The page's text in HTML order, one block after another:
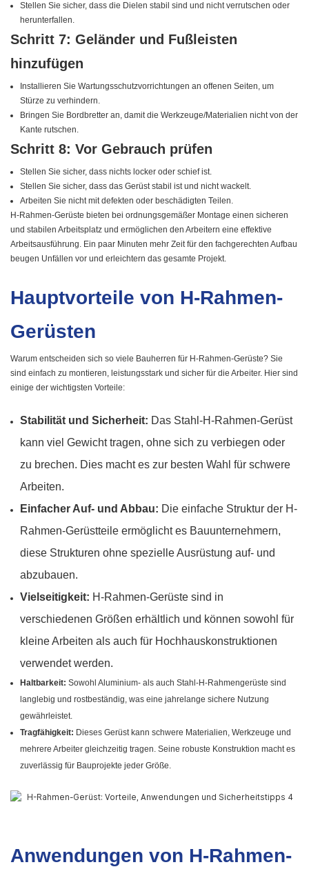
Stellen Sie sicher, dass die Dielen stabil sind und nicht verrutschen oder
herunterfallen.
Schritt 7: Geländer und Fußleisten
hinzufügen
Installieren Sie Wartungsschutzvorrichtungen an offenen Seiten, um
Stürze zu verhindern.
Bringen Sie Bordbretter an, damit die Werkzeuge/Materialien nicht von der
Kante rutschen.
Schritt 8: Vor Gebrauch prüfen
Stellen Sie sicher, dass nichts locker oder schief ist.
Stellen Sie sicher, dass das Gerüst stabil ist und nicht wackelt.
Arbeiten Sie nicht mit defekten oder beschädigten Teilen.
H-Rahmen-Gerüste bieten bei ordnungsgemäßer Montage einen sicheren
und stabilen Arbeitsplatz und ermöglichen den Arbeitern eine effektive
Arbeitsausführung. Ein paar Minuten mehr Zeit für den fachgerechten Aufbau
beugen Unfällen vor und erleichtern das gesamte Projekt.
Hauptvorteile von H-Rahmen-
Gerüsten
Warum entscheiden sich so viele Bauherren für H-Rahmen-Gerüste? Sie
sind einfach zu montieren, leistungsstark und sicher für die Arbeiter. Hier sind
einige der wichtigsten Vorteile:
Stabilität und Sicherheit: Das Stahl-H-Rahmen-Gerüst
kann viel Gewicht tragen, ohne sich zu verbiegen oder
zu brechen. Dies macht es zur besten Wahl für schwere
Arbeiten.
Einfacher Auf- und Abbau: Die einfache Struktur der H-
Rahmen-Gerüstteile ermöglicht es Bauunternehmern,
diese Strukturen ohne spezielle Ausrüstung auf- und
abzubauen.
Vielseitigkeit: H-Rahmen-Gerüste sind in
verschiedenen Größen erhältlich und können sowohl für
kleine Arbeiten als auch für Hochhauskonstruktionen
verwendet werden.
Haltbarkeit: Sowohl Aluminium- als auch Stahl-H-Rahmengerüste sind
langlebig und rostbeständig, was eine jahrelange sichere Nutzung
gewährleistet.
Tragfähigkeit: Dieses Gerüst kann schwere Materialien, Werkzeuge und
mehrere Arbeiter gleichzeitig tragen. Seine robuste Konstruktion macht es
zuverlässig für Bauprojekte jeder Größe.
Anwendungen von H-Rahmen-